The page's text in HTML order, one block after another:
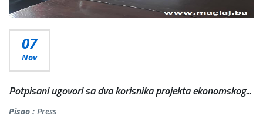
07
Nov
Potpisani ugovori sa dva korisnika projekta ekonomskog...
Pisao : Press